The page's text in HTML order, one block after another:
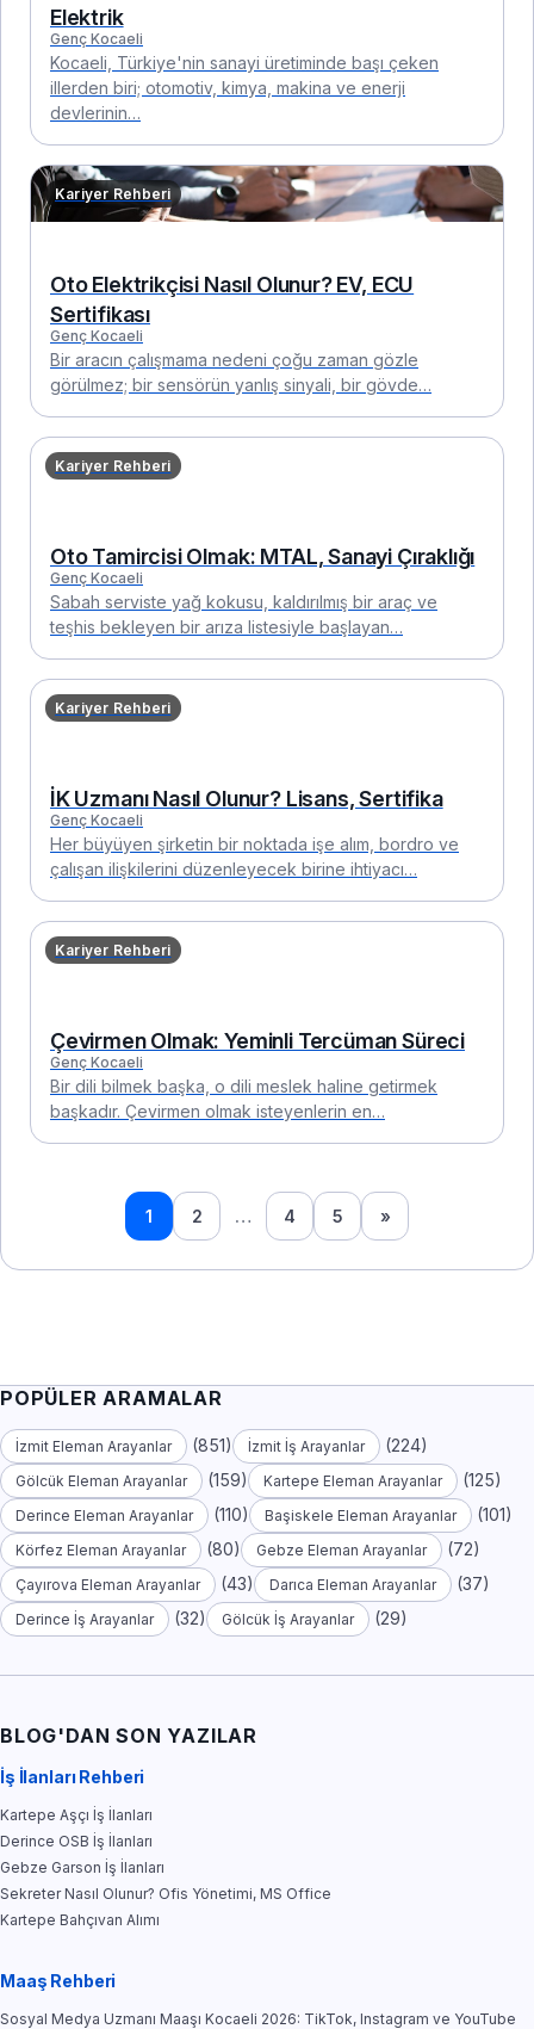
Elektrik
Genç Kocaeli
Kocaeli, Türkiye'nin sanayi üretiminde başı çeken
illerden biri; otomotiv, kimya, makina ve enerji
devlerinin…
Kariyer Rehberi
Oto Elektrikçisi Nasıl Olunur? EV, ECU
Sertifikası
Genç Kocaeli
Bir aracın çalışmama nedeni çoğu zaman gözle
görülmez; bir sensörün yanlış sinyali, bir gövde…
Kariyer Rehberi
Oto Tamircisi Olmak: MTAL, Sanayi Çıraklığı
Genç Kocaeli
Sabah serviste yağ kokusu, kaldırılmış bir araç ve
teşhis bekleyen bir arıza listesiyle başlayan…
Kariyer Rehberi
İK Uzmanı Nasıl Olunur? Lisans, Sertifika
Genç Kocaeli
Her büyüyen şirketin bir noktada işe alım, bordro ve
çalışan ilişkilerini düzenleyecek birine ihtiyacı…
Kariyer Rehberi
Çevirmen Olmak: Yeminli Tercüman Süreci
Genç Kocaeli
Bir dili bilmek başka, o dili meslek haline getirmek
başkadır. Çevirmen olmak isteyenlerin en…
1 2 … 4 5 »
POPÜLER ARAMALAR
İzmit Eleman Arayanlar (851) İzmit İş Arayanlar (224)
Gölcük Eleman Arayanlar (159) Kartepe Eleman Arayanlar (125)
Derince Eleman Arayanlar (110) Başiskele Eleman Arayanlar (101)
Körfez Eleman Arayanlar (80) Gebze Eleman Arayanlar (72)
Çayırova Eleman Arayanlar (43) Darıca Eleman Arayanlar (37)
Derince İş Arayanlar (32) Gölcük İş Arayanlar (29)
BLOG'DAN SON YAZILAR
İş İlanları Rehberi
Kartepe Aşçı İş İlanları
Derince OSB İş İlanları
Gebze Garson İş İlanları
Sekreter Nasıl Olunur? Ofis Yönetimi, MS Office
Kartepe Bahçıvan Alımı
Maaş Rehberi
Sosyal Medya Uzmanı Maaşı Kocaeli 2026: TikTok, Instagram ve YouTube